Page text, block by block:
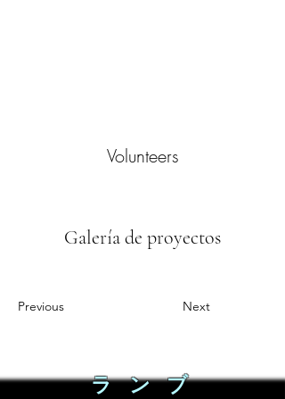
Volunteers
Galería de proyectos
Previous Next
ラ ン ブ